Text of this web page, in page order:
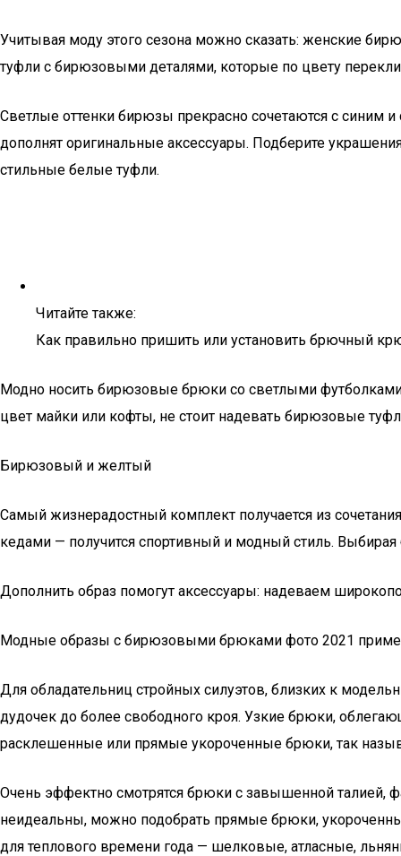
Учитывая моду этого сезона можно сказать: женские
туфли с бирюзовыми деталями, которые по цвету
Светлые оттенки бирюзы прекрасно сочетаются с
дополнят оригинальные аксессуары. Подберите
стильные белые туфли.
Читайте также:
Как правильно пришить или установить брючный
Модно носить бирюзовые брюки со светлыми
цвет майки или кофты, не стоит надевать бирюзовые
Бирюзовый и желтый
Самый жизнерадостный комплект получается из
кедами — получится спортивный и модный стиль.
Дополнить образ помогут аксессуары: надеваем
Модные образы с бирюзовыми брюками фото 2021
Для обладательниц стройных силуэтов, близких к
дудочек до более свободного кроя. Узкие брюки,
расклешенные или прямые укороченные брюки, так
Очень эффектно смотрятся брюки с завышенной талией,
неидеальны, можно подобрать прямые брюки,
для теплового времени года — шелковые, атласные,